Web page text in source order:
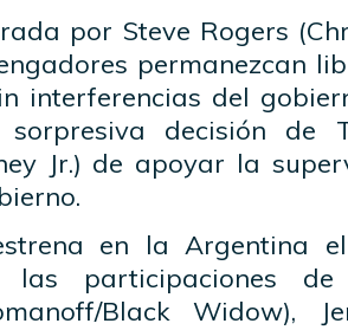
por Steve Rogers
permanezcan
interferencias del
decisión de
Jr.) de apoyar la
en la Argentina
las participaciones de
Black Widow),